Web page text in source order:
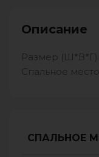
Описание
Размер
Спальное
СПАЛЬНОЕ